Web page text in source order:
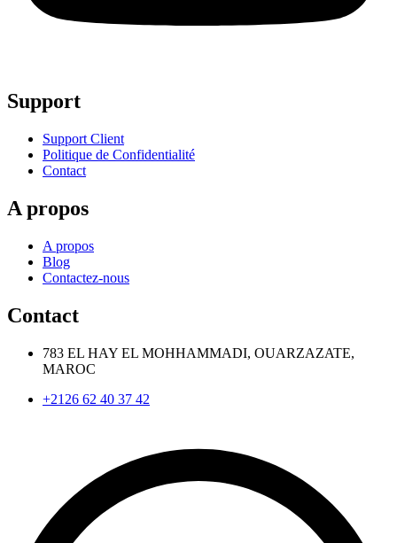
Support
Support Client
Politique de Confidentialité
Contact
A propos
A propos
Blog
Contactez-nous
Contact
783 EL HAY EL MOHHAMMADI, OUARZAZATE,
MAROC
+2126 62 40 37 42